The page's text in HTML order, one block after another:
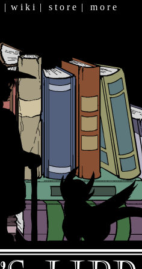
| w i k i | s t o r e | m o r e